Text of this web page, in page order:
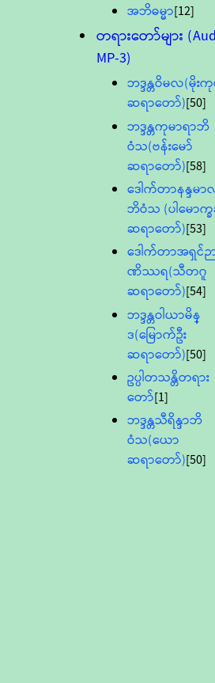
အဘိဓမ္မာ[12]
တရားတော်များ
MP-3)
ဘဒ္ဒန္တဝိမလ(မိုး
ဆရာတော်)[50]
ဘဒ္ဒန္တကုမာရာဘိ
ဝံသ(ဗန်းမော်
ဆရာတော်)[58]
ဒေါက်တာနန္ဒမာ
ဘိဝံသ (ပါမောက္ခ
ဆရာတော်)[53]
ဒေါက်တာအရှင်ဉ
ဏိဿရ(သီတဂူ
ဆရာတော်)[54]
ဘဒ္ဒန္တဝါယာမိန္
ဒ(မြောက်ဦး
ဆရာတော်)[50]
ဥပ္ပါတသန္တိတရား
တော်[1]
ဘဒ္ဒန္တသီရိန္ဒာဘိ
ဝံသ(ယော
ဆရာတော်)[50]